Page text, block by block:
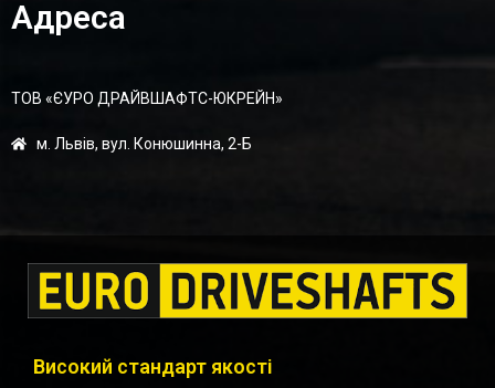
Адреса
ТОВ «ЄУРО ДРАЙВШАФТC-ЮКРЕЙН»
м. Львів, вул. Конюшинна, 2-Б
Високий стандарт якості